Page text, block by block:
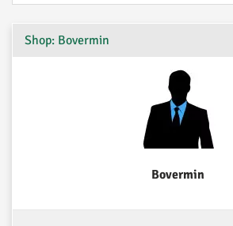
Shop: Bovermin
Bovermin